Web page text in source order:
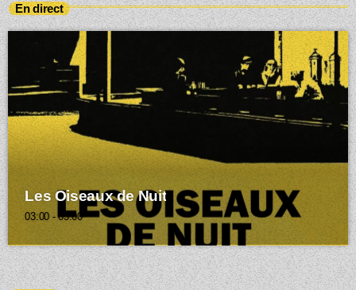
En direct
Les Oiseaux de Nuit
03:00 - 05:00